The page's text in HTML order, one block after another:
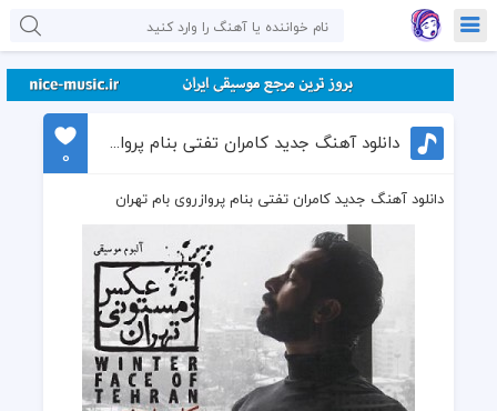
دانلود آهنگ جدید کامران تفتی بنام پروازروی بام تهران
0
دانلود آهنگ جدید کامران تفتی بنام پروازروی بام تهران